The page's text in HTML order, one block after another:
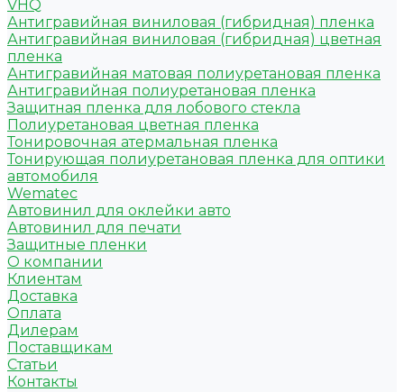
VHQ
Антигравийная виниловая (гибридная) пленка
Антигравийная виниловая (гибридная) цветная
пленка
Антигравийная матовая полиуретановая пленка
Антигравийная полиуретановая пленка
Защитная пленка для лобового стекла
Полиуретановая цветная пленка
Тонировочная атермальная пленка
Тонирующая полиуретановая пленка для оптики
автомобиля
Wematec
Автовинил для оклейки авто
Автовинил для печати
Защитные пленки
О компании
Клиентам
Доставка
Оплата
Дилерам
Поставщикам
Статьи
Контакты